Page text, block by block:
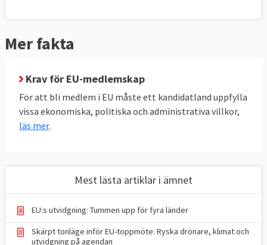
länder, som en reaktion på svåra
faktum att Turkiet militärt ockuperar stora
delar av EU-landet Cypern, blockerat över
hälften av förhandlingskapitlen.
För att ett kandidatland ska kunna börja
godkännande.
Syftet med förhandlingarna är att förbereda
kandidatlandet på EU-medlemskap. Ordet
förhandling är i sammanhanget missvisande
Mer fakta
Krav för EU-medlemskap
För att bli medlem i EU måste ett kandidatland uppfylla
vissa ekonomiska, politiska och administrativa villkor,
läs mer.
Mest lästa artiklar i ämnet
EU:s utvidgning: Tummen upp för fyra länder
Skärpt tonläge inför EU-toppmöte: Ryska drönare, klimat och
utvidgning på agendan